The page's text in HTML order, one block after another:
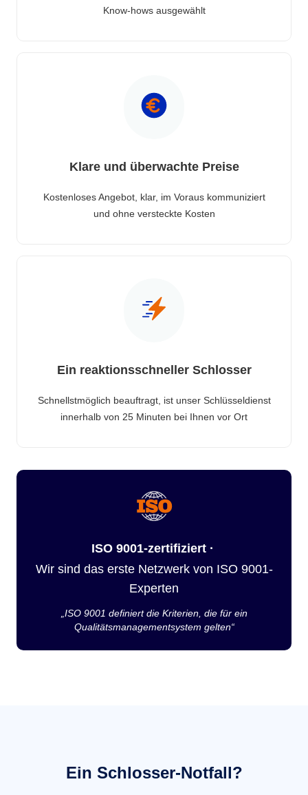
Know-hows ausgewählt
Klare und überwachte Preise
Kostenloses Angebot, klar, im Voraus kommuniziert
und ohne versteckte Kosten
Ein reaktionsschneller Schlosser
Schnellstmöglich beauftragt, ist unser Schlüsseldienst
innerhalb von 25 Minuten bei Ihnen vor Ort
ISO 9001-zertifiziert ·
Wir sind das erste Netzwerk von ISO 9001-
Experten
„ISO 9001 definiert die Kriterien, die für ein
Qualitätsmanagementsystem gelten“
Ein Schlosser-Notfall?